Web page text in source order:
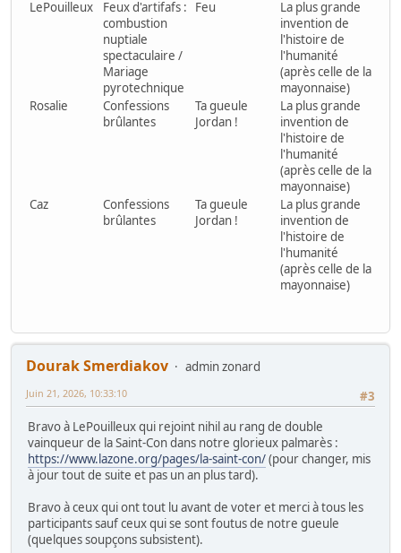
LePouilleux
Feux d'artifafs :
combustion
nuptiale
spectaculaire /
Mariage
pyrotechnique
Feu
La plus grande
invention de
l'histoire de
l'humanité
(après celle de la
mayonnaise)
Rosalie
Confessions
brûlantes
Ta gueule
Jordan !
La plus grande
invention de
l'histoire de
l'humanité
(après celle de la
mayonnaise)
Caz
Confessions
brûlantes
Ta gueule
Jordan !
La plus grande
invention de
l'histoire de
l'humanité
(après celle de la
mayonnaise)
Dourak Smerdiakov
admin zonard
#3
Juin 21, 2026, 10:33:10
Bravo à LePouilleux qui rejoint nihil au rang de double
vainqueur de la Saint-Con dans notre glorieux palmarès :
https://www.lazone.org/pages/la-saint-con/(pour changer, mis
à jour tout de suite et pas un an plus tard).
Bravo à ceux qui ont tout lu avant de voter et merci à tous les
participants sauf ceux qui se sont foutus de notre gueule
(quelques soupçons subsistent).